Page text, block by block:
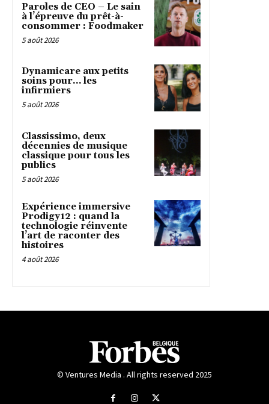
Paroles de CEO – Le sain
à l’épreuve du prêt-à-
consommer : Foodmaker
5 août 2026
Dynamicare aux petits
soins pour… les
infirmiers
5 août 2026
Classissimo, deux
décennies de musique
classique pour tous les
publics
5 août 2026
Expérience immersive
Prodigy12 : quand la
technologie réinvente
l’art de raconter des
histoires
4 août 2026
© Ventures Media . All rights reserved 2025